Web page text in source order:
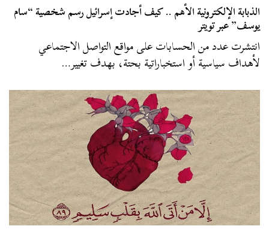
الذبابة الإلكترونية الأهم .. كيف أجادت إسرائيل رسم شخصية “سام
يوسف” عبر تويتر
انتشرت عدد من الحسابات على مواقع التواصل الاجتماعي
لأهداف سياسية أو استخباراتية بحتة، بهدف تغيير…